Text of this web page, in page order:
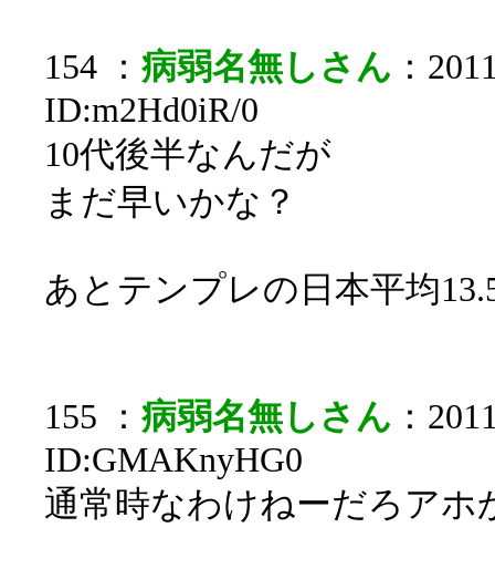
154 ： 病弱名無しさん ：
ID:m2Hd0iR/0
10代後半なんだが
まだ早いかな？
あとテンプレの日本平均
155 ： 病弱名無しさん ：
ID:GMAKnyHG0
通常時なわけねーだろアホ